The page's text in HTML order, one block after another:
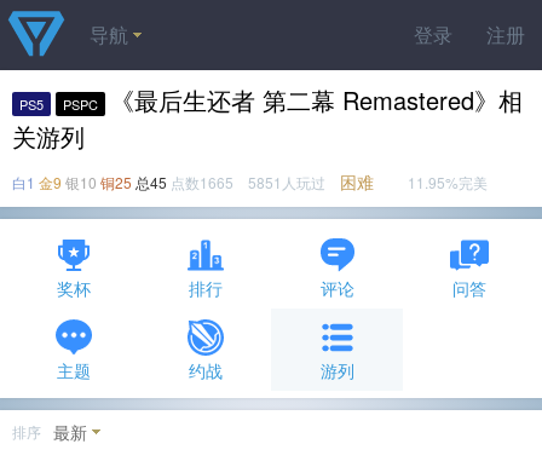
登录 注册
导航
PS5 PSPC
《最后生还者 第二幕 Remastered》相
关游列
白1 金9 银10 铜25 总45 点数1665 5851人玩过 困难 11.95%完美
奖杯 排行 评论 问答
主题 约战 游列
排序 最新